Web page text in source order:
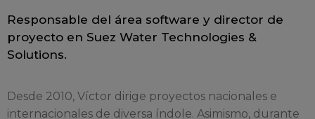
Responsable del área software y director de
proyecto en Suez Water Technologies &
Solutions.
Desde 2010, Víctor dirige proyectos nacionales e
internacionales de diversa índole. Asimismo, durante